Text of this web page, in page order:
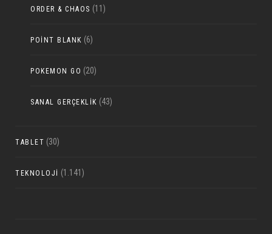
ORDER & CHAOS (11)
POINT BLANK (6)
POKEMON GO (20)
SANAL GERÇEKLIK (43)
TABLET (30)
TEKNOLOJI (1.141)